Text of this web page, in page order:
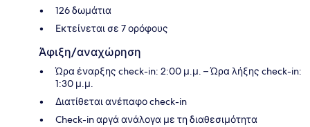
126 δωμάτια
Εκτείνεται σε 7 ορόφους
Άφιξη/αναχώρηση
Ώρα έναρξης check-in: 2:00 μ.μ. – Ώρα λήξης check-in:
1:30 μ.μ.
Διατίθεται ανέπαφο check-in
Check-in αργά ανάλογα με τη διαθεσιμότητα